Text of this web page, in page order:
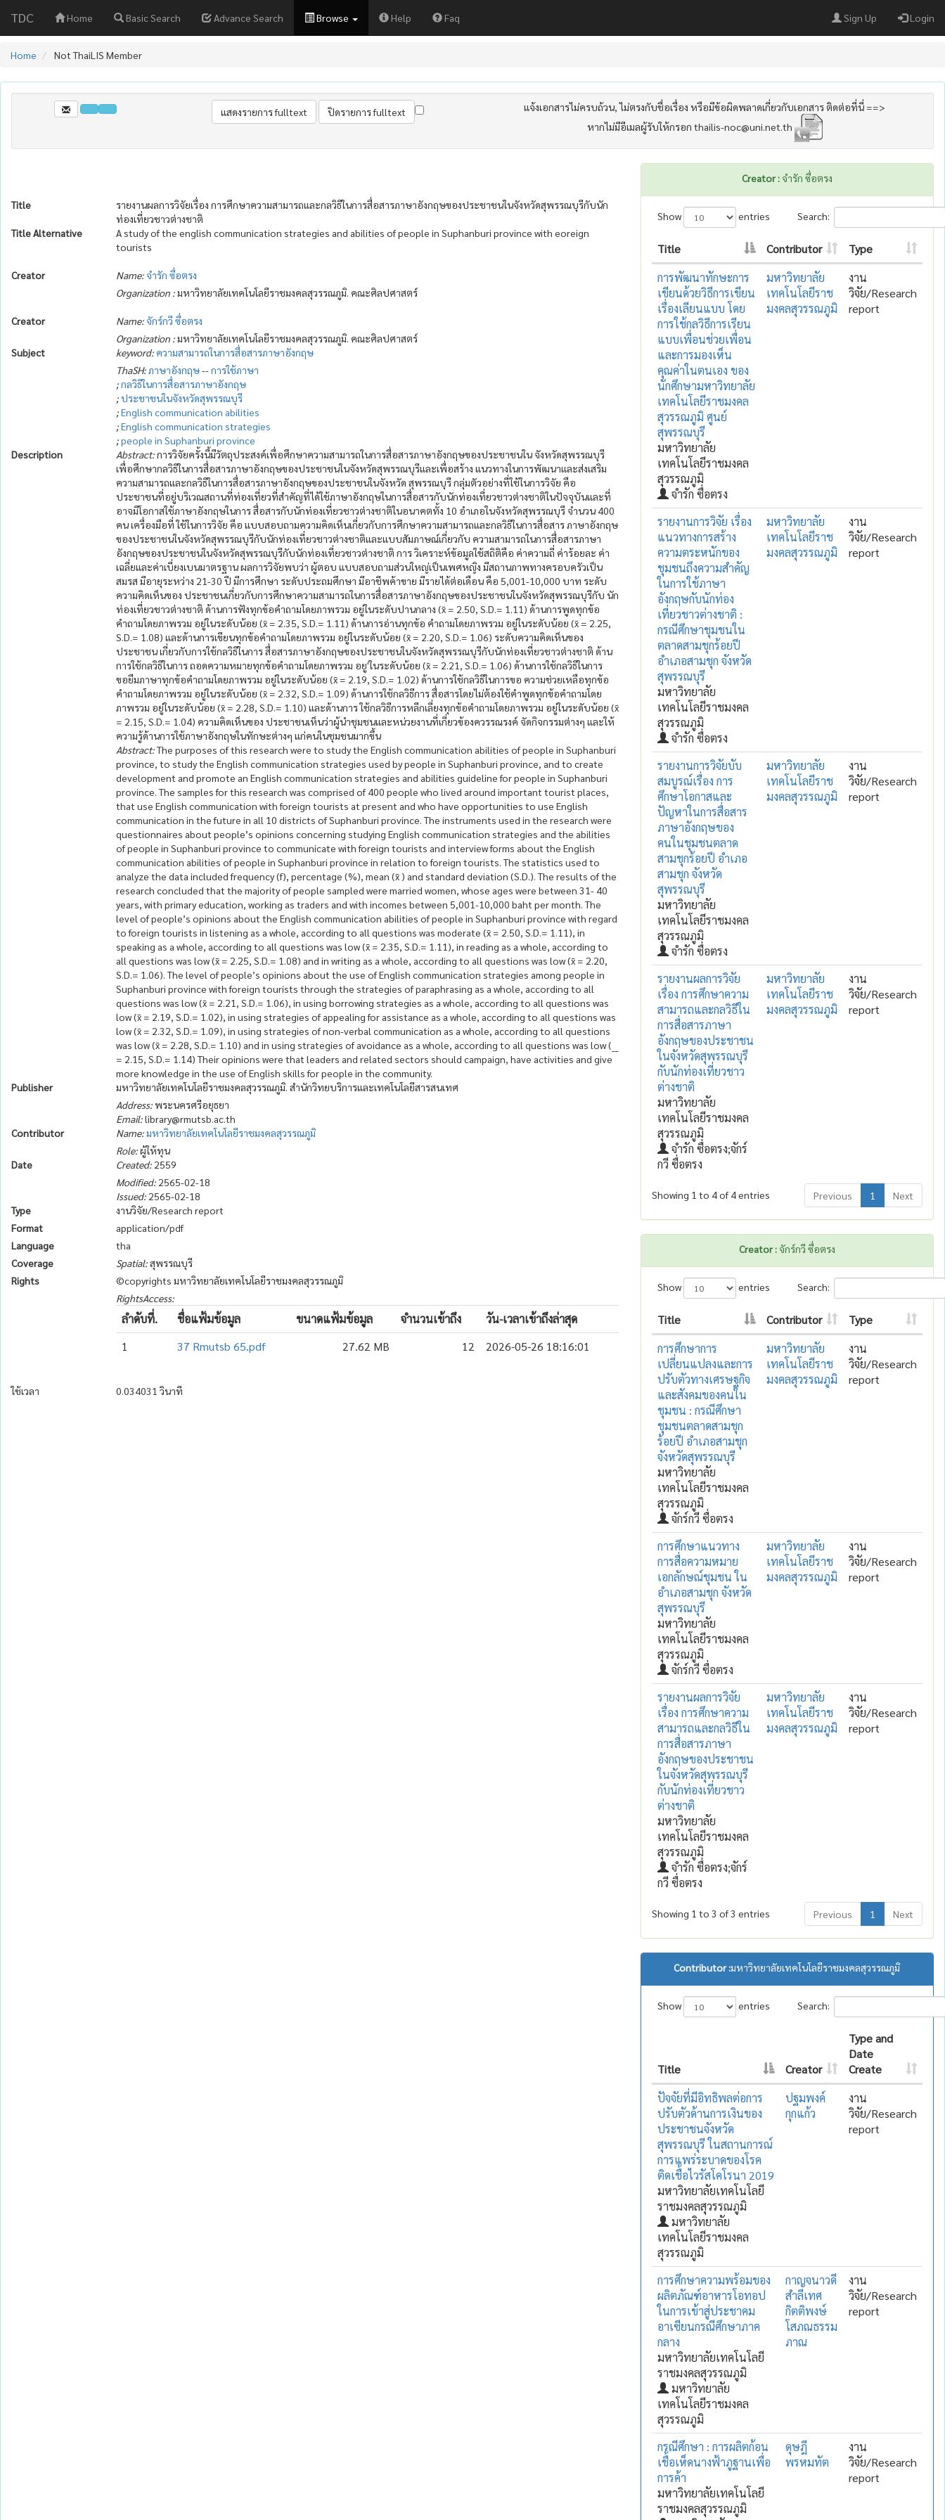
TDC Home Basic Search Advance Search Browse Help Faq Sign Up Login
Home Not ThaiLIS Member
แจ้งเอกสารไม่ครบถ้วน, ไม่ตรงกับชื่อเรื่อง หรือมีข้อผิดพลาดเกี่ยวกับเอกสาร ติดต่อที่นี่ ==>
หากไม่มีอีเมลผู้รับให้กรอก thailis-noc@uni.net.th
Title
รายงานผลการวิจัยเรื่อง การศึกษาความสามารถและกลวิธีในการสื่อสารภาษาอังกฤษของประชาชนในจังหวัดสุพรรณบุรีกับนัก
ท่องเที่ยวชาวต่างชาติ
Title Alternative
A study of the english communication strategies and abilities of people in Suphanburi province with eoreign
tourists
Creator Name: จำรัก ซื่อตรง
Organization :มหาวิทยาลัยเทคโนโลยีราชมงคลสุวรรณภูมิ. คณะศิลปศาสตร์
Creator Name: จักร์กวี ซื่อตรง
Organization :มหาวิทยาลัยเทคโนโลยีราชมงคลสุวรรณภูมิ. คณะศิลปศาสตร์
Subject
keyword: ความสามารถในการสื่อสารภาษาอังกฤษ
ThaSH:ภาษาอังกฤษ--การใช้ภาษา
;กลวิธีในการสื่อสารภาษาอังกฤษ
;ประชาชนในจังหวัดสุพรรณบุรี
;English communication abilities
;English communication strategies
;people in Suphanburi province
Description
Abstract:การวิจัยครั้งนี้มีวัตถุประสงค์เพื่อศึกษาความสามารถในการสื่อสารภาษาอังกฤษของประชาชนใน จังหวัดสุพรรณบุรี
เพื่อศึกษากลวิธีในการสื่อสารภาษาอังกฤษของประชาชนในจังหวัดสุพรรณบุรีและเพื่อสร้าง แนวทางในการพัฒนาและส่งเสริม
ความสามารถและกลวิธีในการสื่อสารภาษาอังกฤษของประชาชนในจังหวัด สุพรรณบุรี กลุ่มตัวอย่างที่ใช้ในการวิจัย คือ
ประชาชนที่อยู่บริเวณสถานที่ท่องเที่ยวที่สำคัญที่ได้ใช้ภาษาอังกฤษในการสื่อสารกับนักท่องเที่ยวชาวต่างชาติในปัจจุบันและที่
อาจมีโอกาสใช้ภาษาอังกฤษในการ สื่อสารกับนักท่องเที่ยวชาวต่างชาติในอนาคตทั้ง 10 อำเภอในจังหวัดสุพรรณบุรี จำนวน 400
คน เครื่องมือที่ ใช้ในการวิจัย คือ แบบสอบถามความคิดเห็นเกี่ยวกับการศึกษาความสามารถและกลวิธีในการสื่อสาร ภาษาอังกฤษ
ของประชาชนในจังหวัดสุพรรณบุรีกับนักท่องเที่ยวชาวต่างชาติและแบบสัมภาษณ์เกี่ยวกับ ความสามารถในการสื่อสารภาษา
อังกฤษของประชาชนในจังหวัดสุพรรณบุรีกับนักท่องเที่ยวชาวต่างชาติ การ วิเคราะห์ข้อมูลใช้สถิติคือ ค่าความถี่ ค่าร้อยละ ค่า
เฉลี่ยและค่าเบี่ยงเบนมาตรฐาน ผลการวิจัยพบว่า ผู้ตอบ แบบสอบถามส่วนใหญ่เป็นเพศหญิง มีสถานภาพทางครอบครัวเป็น
สมรส มีอายุระหว่าง 21-30 ปี มีการศึกษา ระดับประถมศึกษา มีอาชีพค้าขาย มีรายได้ต่อเดือน คือ 5,001-10,000 บาท ระดับ
ความคิดเห็นของ ประชาชนเกี่ยวกับการศึกษาความสามารถในการสื่อสารภาษาอังกฤษของประชาชนในจังหวัดสุพรรณบุรีกับ นัก
ท่องเที่ยวชาวต่างชาติ ด้านการฟังทุกข้อคำถามโดยภาพรวม อยู่ในระดับปานกลาง (x̄ = 2.50, S.D.= 1.11) ด้านการพูดทุกข้อ
คำถามโดยภาพรวม อยู่ในระดับน้อย (x̄ = 2.35, S.D.= 1.11) ด้านการอ่านทุกข้อ คำถามโดยภาพรวม อยู่ในระดับน้อย (x̄ = 2.25,
S.D.= 1.08) และด้านการเขียนทุกข้อคำถามโดยภาพรวม อยู่ในระดับน้อย (x̄ = 2.20, S.D.= 1.06) ระดับความคิดเห็นของ
ประชาชน เกี่ยวกับการใช้กลวิธีในการ สื่อสารภาษาอังกฤษของประชาชนในจังหวัดสุพรรณบุรีกับนักท่องเที่ยวชาวต่างชาติ ด้าน
การใช้กลวิธีในการ ถอดความหมายทุกข้อคำถามโดยภาพรวม อยู'ในระดับน้อย (x̄ = 2.21, S.D.= 1.06) ด้านการใช้กลวิธีในการ
ขอยืมภาษาทุกข้อคำถามโดยภาพรวม อยู่ในระดับน้อย (x̄ = 2.19, S.D.= 1.02) ด้านการใช้กลวิธีในการขอ ความช่วยเหลือทุกข้อ
คำถามโดยภาพรวม อยู่ในระดับน้อย (x̄ = 2.32, S.D.= 1.09) ด้านการใช้กลวิธีการ สื่อสารโดยไม่ต้องใช้คำพูดทุกข้อคำถามโดย
ภาพรวม อยู่ในระดับน้อย (x̄ = 2.28, S.D.= 1.10) และด้านการ ใช้กลวิธีการหลีกเลี่ยงทุกข้อคำถามโดยภาพรวม อยู่ในระดับน้อย (x̄
= 2.15, S.D.= 1.04) ความคิดเห็นของ ประชาชนเห็นว่าผู้นำชุมชนและหน่วยงานที่เกี่ยวข้องควรรณรงค์ จัดกิจกรรมต่างๆ และให้
ความรู้ด้านการใช้ภาษาอังกฤษในทักษะต่างๆ แก่คนในชุมชนมากขึ้น
Abstract:The purposes of this research were to study the English communication abilities of people in Suphanburi
province, to study the English communication strategies used by people in Suphanburi province, and to create
development and promote an English communication strategies and abilities guideline for people in Suphanburi
province. The samples for this research was comprised of 400 people who lived around important tourist places,
that use English communication with foreign tourists at present and who have opportunities to use English
communication in the future in all 10 districts of Suphanburi province. The instruments used in the research were
questionnaires about people’s opinions concerning studying English communication strategies and the abilities
of people in Suphanburi province to communicate with foreign tourists and interview forms about the English
communication abilities of people in Suphanburi province in relation to foreign tourists. The statistics used to
analyze the data included frequency (f), percentage (%), mean (x̄ ) and standard deviation (S.D.). The results of the
research concluded that the majority of people sampled were married women, whose ages were between 31- 40
years, with primary education, working as traders and with incomes between 5,001-10,000 baht per month. The
level of people’s opinions about the English communication abilities of people in Suphanburi province with regard
to foreign tourists in listening as a whole, according to all questions was moderate (x̄ = 2.50, S.D.= 1.11), in
speaking as a whole, according to all questions was low (x̄ = 2.35, S.D.= 1.11), in reading as a whole, according to
all questions was low (x̄ = 2.25, S.D.= 1.08) and in writing as a whole, according to all questions was low (x̄ = 2.20,
S.D.= 1.06). The level of people’s opinions about the use of English communication strategies among people in
Suphanburi province with foreign tourists through the strategies of paraphrasing as a whole, according to all
questions was low (x̄ = 2.21, S.D.= 1.06), in using borrowing strategies as a whole, according to all questions was
low (x̄ = 2.19, S.D.= 1.02), in using strategies of appealing for assistance as a whole, according to all questions was
low (x̄ = 2.32, S.D.= 1.09), in using strategies of non-verbal communication as a whole, according to all questions
was low (x̄ = 2.28, S.D.= 1.10) and in using strategies of avoidance as a whole, according to all questions was low (__
= 2.15, S.D.= 1.14) Their opinions were that leaders and related sectors should campaign, have activities and give
more knowledge in the use of English skills for people in the community.
Publisher
มหาวิทยาลัยเทคโนโลยีราชมงคลสุวรรณภูมิ. สำนักวิทยบริการและเทคโนโลยีสารสนเทศ
Address:พระนครศรีอยุธยา
Email:library@rmutsb.ac.th
Contributor
Name:มหาวิทยาลัยเทคโนโลยีราชมงคลสุวรรณภูมิ
Role:ผู้ให้ทุน
Date
Created: 2559
Modified: 2565-02-18
Issued: 2565-02-18
Type
งานวิจัย/Research report
Format
application/pdf
Language
tha
Coverage
Spatial:สุพรรณบุรี
Rights
©copyrights มหาวิทยาลัยเทคโนโลยีราชมงคลสุวรรณภูมิ
RightsAccess:
ลำดับที่. ชื่อแฟ้มข้อมูล ขนาดแฟ้มข้อมูล จำนวนเข้าถึง
วัน-เวลาเข้าถึงล่าสุด
1
37 Rmutsb 65.pdf 27.62 MB 12 2026-05-26 18:16:01
ใช้เวลา 0.034031 วินาที
Creator :จำรัก ซื่อตรง
Show entries Search:
Title Contributor
Type
การพัฒนาทักษะการ
เขียนด้วยวิธีการเขียน
เรื่องเลียนแบบ โดย
การใช้กลวิธีการเรียน
แบบเพื่อนช่วยเพื่อน
และการมองเห็น
คุณค่าในตนเอง ของ
นักศึกษามหาวิทยาลัย
เทคโนโลยีราชมงคล
สุวรรณภูมิ ศูนย์
สุพรรณบุรี
มหาวิทยาลัย
เทคโนโลยีราชมงคล
สุวรรณภูมิ
จำรัก ซื่อตรง
มหาวิทยาลัย
เทคโนโลยีราช
มงคลสุวรรณภูมิ
งาน
วิจัย/Research
report
รายงานการวิจัย เรื่อง
แนวทางการสร้าง
ความตระหนักของ
ชุมชนถึงความสำคัญ
ในการใช้ภาษา
อังกฤษกับนักท่อง
เที่ยวชาวต่างชาติ :
กรณีศึกษาชุมชนใน
ตลาดสามชุกร้อยปี
อําเภอสามชุก จังหวัด
สุพรรณบุรี
มหาวิทยาลัย
เทคโนโลยีราชมงคล
สุวรรณภูมิ
จำรัก ซื่อตรง
มหาวิทยาลัย
เทคโนโลยีราช
มงคลสุวรรณภูมิ
งาน
วิจัย/Research
report
รายงานการวิจัยบับ
สมบูรณ์เรื่อง การ
ศึกษาโอกาสและ
ปัญหาในการสื่อสาร
ภาษาอังกฤษของ
คนในชุมชนตลาด
สามชุกร้อยปี อำเภอ
สามชุก จังหวัด
สุพรรณบุรี
มหาวิทยาลัย
เทคโนโลยีราชมงคล
สุวรรณภูมิ
จำรัก ซื่อตรง
มหาวิทยาลัย
เทคโนโลยีราช
มงคลสุวรรณภูมิ
งาน
วิจัย/Research
report
รายงานผลการวิจัย
เรื่อง การศึกษาความ
สามารถและกลวิธีใน
การสื่อสารภาษา
อังกฤษของประชาชน
ในจังหวัดสุพรรณบุรี
กับนักท่องเที่ยวชาว
ต่างชาติ
มหาวิทยาลัย
เทคโนโลยีราชมงคล
สุวรรณภูมิ
จำรัก ซื่อตรง;จักร์
กวี ซื่อตรง
มหาวิทยาลัย
เทคโนโลยีราช
มงคลสุวรรณภูมิ
งาน
วิจัย/Research
report
Showing 1 to 4 of 4 entries Previous 1 Next
Creator :จักร์กวี ซื่อตรง
Show entries Search:
Title Contributor
Type
การศึกษาการ
เปลี่ยนแปลงและการ
ปรับตัวทางเศรษฐกิจ
และสังคมของคนใน
ชุมชน : กรณีศึกษา
ชุมชนตลาดสามชุก
ร้อยปี อําเภอสามชุก
จังหวัดสุพรรณบุรี
มหาวิทยาลัย
เทคโนโลยีราชมงคล
สุวรรณภูมิ
จักร์กวี ซื่อตรง
มหาวิทยาลัย
เทคโนโลยีราช
มงคลสุวรรณภูมิ
งาน
วิจัย/Research
report
การศึกษาแนวทาง
การสื่อความหมาย
เอกลักษณ์ชุมชน ใน
อำเภอสามชุก จังหวัด
สุพรรณบุรี
มหาวิทยาลัย
เทคโนโลยีราชมงคล
สุวรรณภูมิ
จักร์กวี ซื่อตรง
มหาวิทยาลัย
เทคโนโลยีราช
มงคลสุวรรณภูมิ
งาน
วิจัย/Research
report
รายงานผลการวิจัย
เรื่อง การศึกษาความ
สามารถและกลวิธีใน
การสื่อสารภาษา
อังกฤษของประชาชน
ในจังหวัดสุพรรณบุรี
กับนักท่องเที่ยวชาว
ต่างชาติ
มหาวิทยาลัย
เทคโนโลยีราชมงคล
สุวรรณภูมิ
จำรัก ซื่อตรง;จักร์
กวี ซื่อตรง
มหาวิทยาลัย
เทคโนโลยีราช
มงคลสุวรรณภูมิ
งาน
วิจัย/Research
report
Showing 1 to 3 of 3 entries Previous 1 Next
Contributor :มหาวิทยาลัยเทคโนโลยีราชมงคลสุวรรณภูมิ
Show entries Search:
Title Creator
Type and
Date
Create
ปัจจัยที่มีอิทธิพลต่อการ
ปรับตัวด้านการเงินของ
ประชาชนจังหวัด
สุพรรณบุรี ในสถานการณ์
การแพร่ระบาดของโรค
ติดเชื้อไวรัสโคโรนา 2019
มหาวิทยาลัยเทคโนโลยี
ราชมงคลสุวรรณภูมิ
มหาวิทยาลัย
เทคโนโลยีราชมงคล
สุวรรณภูมิ
ปฐมพงค์
กุกแก้ว
งาน
วิจัย/Research
report
การศึกษาความพร้อมของ
ผลิตภัณฑ์อาหารโอทอป
ในการเข้าสู่ประชาคม
อาเซียนกรณีศึกษาภาค
กลาง
มหาวิทยาลัยเทคโนโลยี
ราชมงคลสุวรรณภูมิ
มหาวิทยาลัย
เทคโนโลยีราชมงคล
สุวรรณภูมิ
กาญจนาวดี
สำลีเทศ
กิตติพงษ์
โสภณธรรม
ภาณ
งาน
วิจัย/Research
report
กรณีศึกษา : การผลิตก้อน
เชื้อเห็ดนางฟ้าภูฐานเพื่อ
การค้า
มหาวิทยาลัยเทคโนโลยี
ราชมงคลสุวรรณภูมิ
ดุษฎี
พรหมทัต
งาน
วิจัย/Research
report